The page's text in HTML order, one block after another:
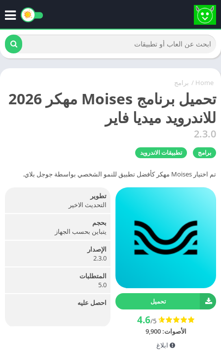
Home
/ برامج
تحميل برنامج Moises مهكر 2026
للاندرويد ميديا فاير
2.3.0
برامج تطبيقات الاندرويد
تم اختيار Moises مهكر كأفضل تطبيق للنمو الشخصي بواسطة جوجل بلاي.
تحميل
4.6/5
الأصوات:9,900
ابلاغ
تطوير
التحديث الاخير
بحجم
يتباين بحسب الجهاز
الإصدار
2.3.0
المتطلبات
5.0
احصل عليه